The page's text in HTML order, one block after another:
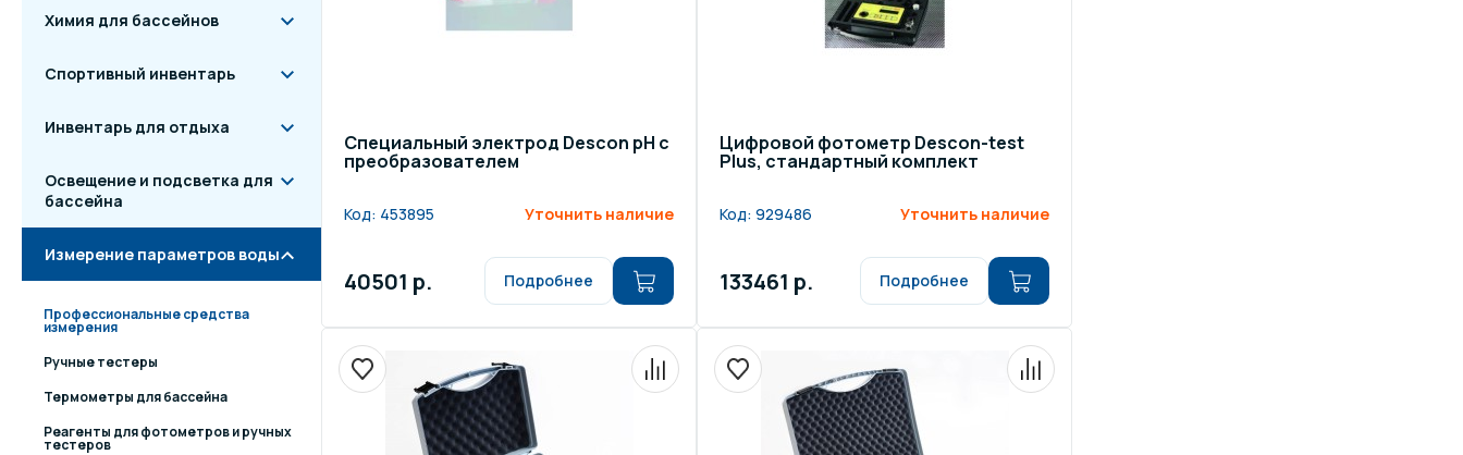
Химия для бассейнов
Спортивный инвентарь
Инвентарь для отдыха
Освещение и подсветка для
бассейна
Измерение параметров воды
Профессиональные средства
измерения
Ручные тестеры
Термометры для бассейна
Реагенты для фотометров и ручных
тестеров
Специальный электрод Descon рН с
преобразователем
Код: 453895 Уточнить наличие
40501 р. Подробнее
Цифровой фотометр Descon-test
Plus, стандартный комплект
Код: 929486 Уточнить наличие
133461 р. Подробнее